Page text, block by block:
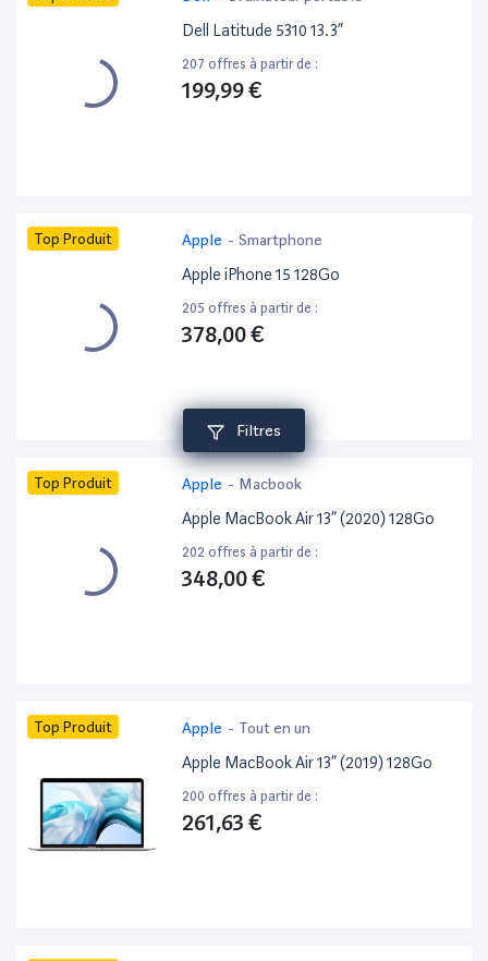
Filtres
Dell Latitude 5310 13.3”
207 offres à partir de :
199,99 €
Top Produit Apple - Smartphone
Apple iPhone 15 128Go
205 offres à partir de :
378,00 €
Top Produit Apple - Macbook
Apple MacBook Air 13” (2020) 128Go
202 offres à partir de :
348,00 €
Top Produit Apple - Tout en un
Apple MacBook Air 13” (2019) 128Go
200 offres à partir de :
261,63 €